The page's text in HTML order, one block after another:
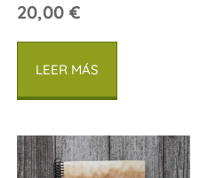
20,00 €
LEER MÁS